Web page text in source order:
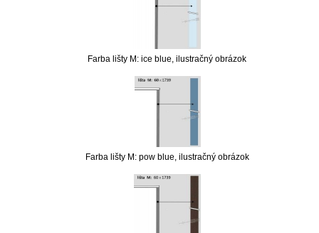
Farba lišty M: ice blue, ilustračný obrázok
Farba lišty M: pow blue, ilustračný obrázok